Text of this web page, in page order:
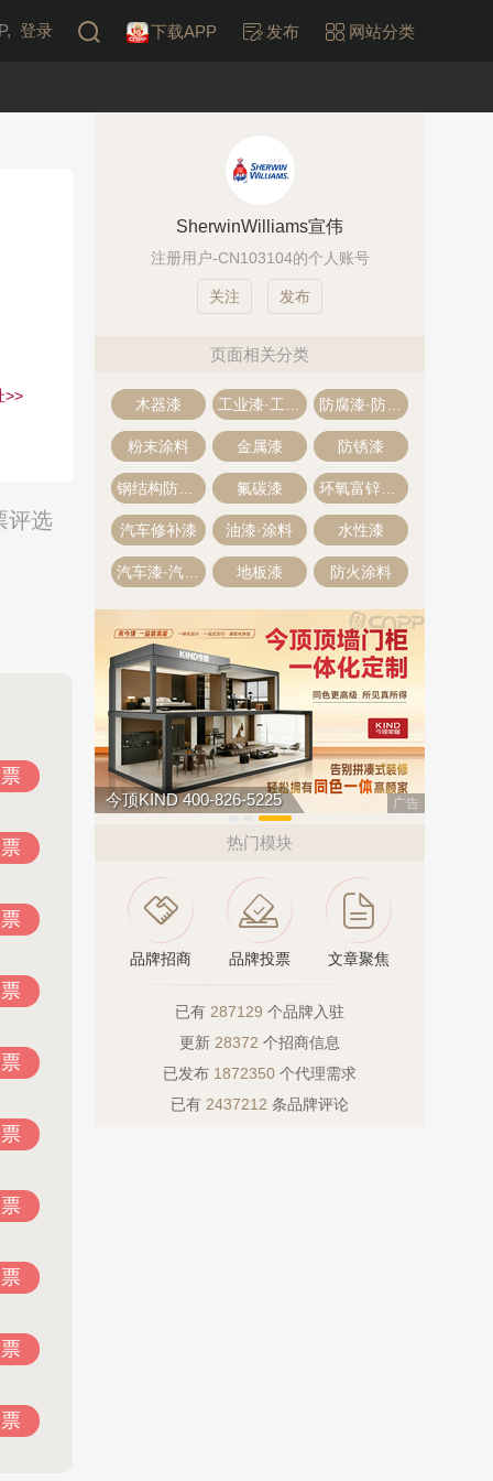
登录 下载APP 发布 网站分类
>>
评选
SherwinWilliams宣伟
注册用户-CN103104的个人账号
发布
页面相关分类
木器漆 防腐漆·防腐涂料
粉末涂料 金属漆 防锈漆
氟碳漆
汽车修补漆 油漆·涂料 水性漆
地板漆 防火涂料
万嘉WANJIA 400-861-6677 广告
热门模块
品牌招商 品牌投票 文章聚焦
已有 287129 个品牌入驻
更新 28372 个招商信息
已发布 1872350 个代理需求
已有 2437212 条品牌评论